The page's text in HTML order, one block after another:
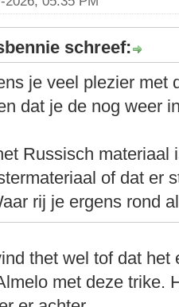
schreef:
je veel plezier met
dat je de nog weer
Russisch materiaal
of dat er
rij je ergens rond
thet wel tof dat
met deze trike.